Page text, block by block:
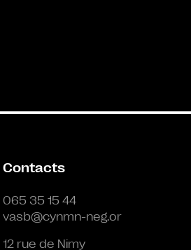
Contacts
065 35 15 44
vasb@cynmn-neg.or
12 rue de Nimy